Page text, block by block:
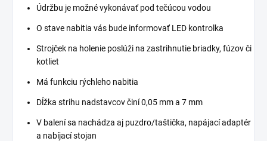
Údržbu je možné vykonávať pod tečúcou vodou
O stave nabitia vás bude informovať LED kontrolka
Strojček na holenie poslúži na zastrihnutie briadky, fúzov či
kotliet
Má funkciu rýchleho nabitia
Dĺžka strihu nadstavcov činí 0,05 mm a 7 mm
V balení sa nachádza aj puzdro/taštička, napájací adaptér
a nabíjací stojan